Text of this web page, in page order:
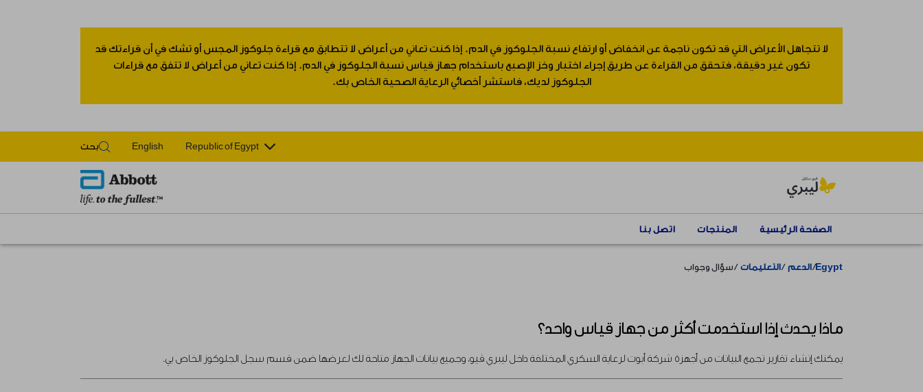
لا تتجاهل الأعراض التي قد تكون ناجمة عن انخفاض أو ارتفاع نسبة الجلوكوز في الدم. إذا كنت تعاني من أعراض لا تتطابق مع قراءة جلوكوز المجس أو تشك في أن قراءتك قد
تكون غير دقيقة، فتحقق من القراءة عن طريق إجراء اختبار وخز الإصبع باستخدام جهاز قياس نسبة الجلوكوز في الدم. إذا كنت تعاني من أعراض لا تتفق مع قراءات
الجلوكوز لديك، فاستشر أخصائي الرعاية الصحية الخاص بك.
Republic of Egypt
English بحث
الصفحة الرئيسية المنتجات اتصل بنا
Egypt الدعم التعليمات سؤال وجواب
ماذا يحدث إذا استخدمت أكثر من جهاز قياس واحد؟
يمكنك إنشاء تقارير تجمع البيانات من أجهزة شركة أبوت لرعاية السكري المختلفة داخل ليبري ڤيو، وجميع بيانات الجهاز متاحة لك لعرضها ضمن قسم سجل الجلوكوز الخاص بي.